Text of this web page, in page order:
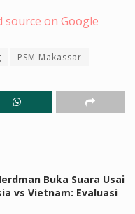
source on Google
PSM Makassar
Buka Suara Usai
vs Vietnam: Evaluasi